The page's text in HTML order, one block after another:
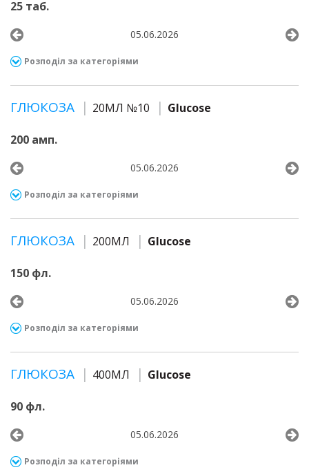
25 таб.
05.06.2026
Розподіл за категоріями
ГЛЮКОЗА 20МЛ №10 Glucose
200 амп.
05.06.2026
Розподіл за категоріями
ГЛЮКОЗА 200МЛ Glucose
150 фл.
05.06.2026
Розподіл за категоріями
ГЛЮКОЗА 400МЛ Glucose
90 фл.
05.06.2026
Розподіл за категоріями